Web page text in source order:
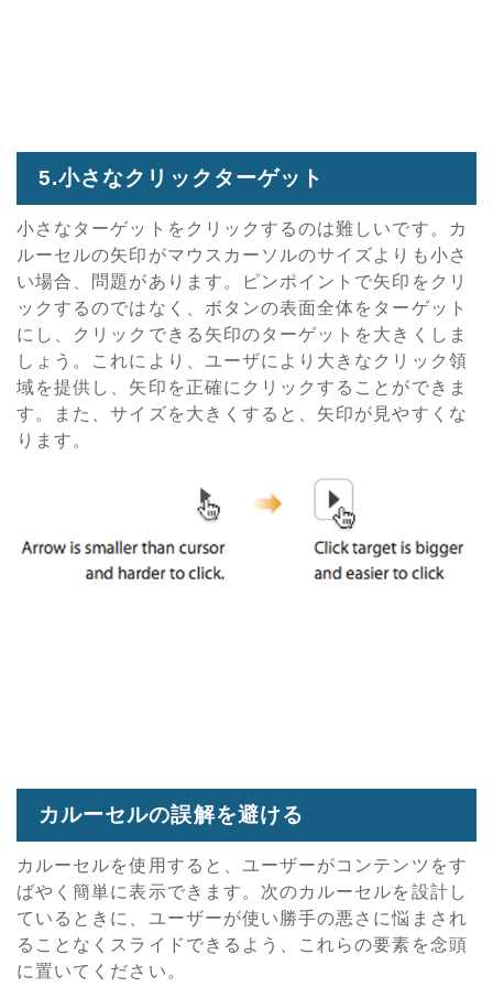
5.小さなクリックターゲット
小さなターゲットをクリックするのは難しいです。カ
ルーセルの矢印がマウスカーソルのサイズよりも小さ
い場合、問題があります。ピンポイントで矢印をクリ
ックするのではなく、ボタンの表面全体をターゲット
にし、クリックできる矢印のターゲットを大きくしま
しょう。これにより、ユーザにより大きなクリック領
域を提供し、矢印を正確にクリックすることができま
す。また、サイズを大きくすると、矢印が見やすくな
ります。
カルーセルの誤解を避ける
カルーセルを使用すると、ユーザーがコンテンツをす
ばやく簡単に表示できます。次のカルーセルを設計し
ているときに、ユーザーが使い勝手の悪さに悩まされ
ることなくスライドできるよう、これらの要素を念頭
に置いてください。